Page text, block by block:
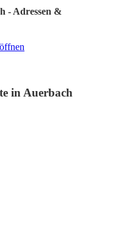
- Adressen &
in Auerbach